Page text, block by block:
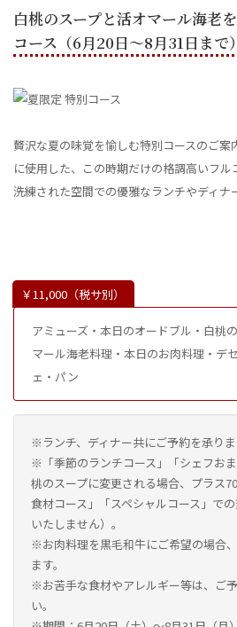
白桃のスープと活オマール海老
コース（6月20日〜8月31日まで）
贅沢な夏の味覚を愉しむ特別コースのご案
に使用した、この時期だけの格調高いフル
洗練された空間での優雅なランチやディナ
￥11,000（税サ別）
アミューズ・本日のオードブル・白桃
マール海老料理・本日のお肉料理・デ
ェ・パン
※ランチ、ディナー共にご予約を承りま
※「季節のランチコース」「シェフお
桃のスープに変更される場合、プラス
食材コース」「スペシャルコース」で
いたしません）。
※お肉料理を黒毛和牛にご希望の場合
ます。
※お苦手な食材やアレルギー等は、ご
い。